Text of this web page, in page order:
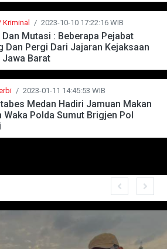
/ 2023-10-10 17:22:16 WIB
Dan Mutasi : Beberapa Pejabat
Dan Pergi Dari Jajaran Kejaksaan
Barat
/ 2023-01-11 14:45:53 WIB
Medan Hadiri Jamuan Makan
Waka Polda Sumut Brigjen Pol